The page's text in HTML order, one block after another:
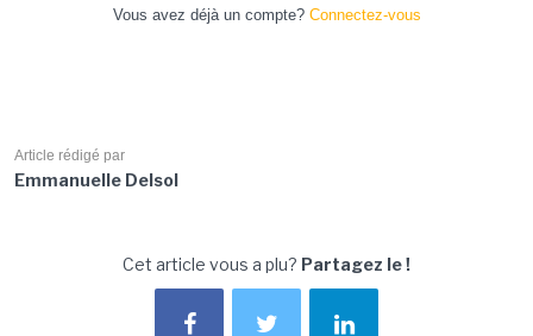
Vous avez déjà un compte? Connectez-vous
Article rédigé par
Emmanuelle Delsol
Cet article vous a plu? Partagez le !